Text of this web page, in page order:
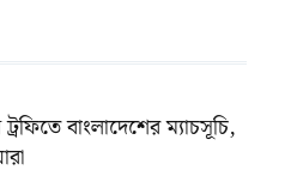
ট্রফিতে বাংলাদেশের ম্যাচসূচি,